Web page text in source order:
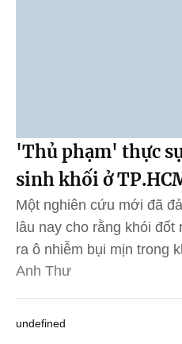
'Thủ phạm' thực
sinh khối ở
Một nghiên cứu mới đã
lâu nay cho rằng khói
ra ô nhiễm bụi mịn trong
Anh Thư
undefined